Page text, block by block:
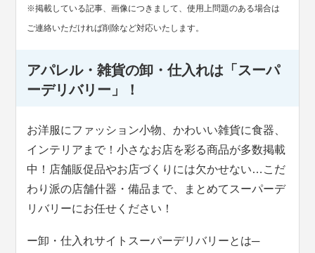
※掲載している記事、画像につきまして、使用上問題のある場合は
ご連絡いただければ削除など対応いたします。
アパレル・雑貨の卸・仕入れは「スーパ
ーデリバリー」！
お洋服にファッション小物、かわいい雑貨に食器、
インテリアまで！小さなお店を彩る商品が多数掲載
中！店舗販促品やお店づくりには欠かせない…こだ
わり派の店舗什器・備品まで、まとめてスーパーデ
リバリーにお任せください！
ー卸・仕入れサイトスーパーデリバリーとは─